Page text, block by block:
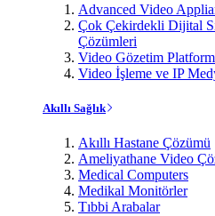
Advanced Video
Çok Çekirdekli Dijital
Çözümleri
Video Gözetim
Video İşleme ve IP
Akıllı Sağlık
Akıllı Hastane Çözümü
Ameliyathane Video
Medical Computers
Medikal Monitörler
Tıbbi Arabalar